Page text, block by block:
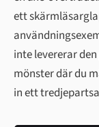
ett
inte levererar
mönster där du
in ett